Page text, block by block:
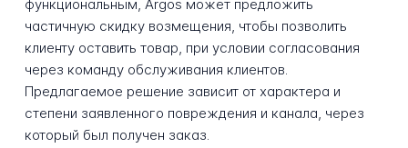
функциональным, Argos может предложить
частичную скидку возмещения, чтобы позволить
клиенту оставить товар, при условии согласования
через команду обслуживания клиентов.
Предлагаемое решение зависит от характера и
степени заявленного повреждения и канала, через
который был получен заказ.